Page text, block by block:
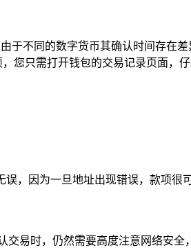
于不同的数字货币其确认时间存在
您只需打开钱包的交易记录页面，
，因为一旦地址出现错误，款项很
易时，仍然需要高度注意网络安